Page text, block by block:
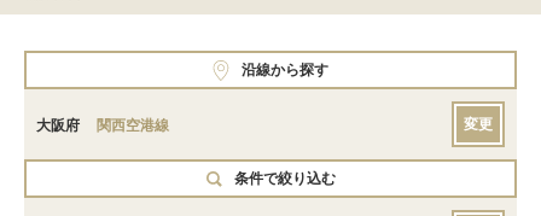
沿線から探す
大阪府 関西空港線 変更
条件で絞り込む